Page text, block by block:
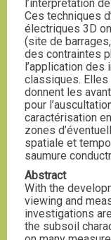
l’interprétation
Ces techniques
électriques 3D
(site de
des contraintes
l’application
classiques.
donnent les
pour
caractérisation
zones
spatiale et
saumure
Abstract
With the
viewing and
investigations
the subsoil